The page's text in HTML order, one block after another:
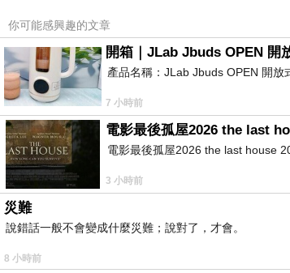
你可能感興趣的文章
開箱｜JLab Jbuds OPEN 開
產品名稱：JLab Jbuds OPEN 開
7 小時前
電影最後孤屋2026 the last
電影最後孤屋2026 the last house
3 小時前
災難
說錯話一般不會變成什麼災難；說對了，才會。
8 小時前